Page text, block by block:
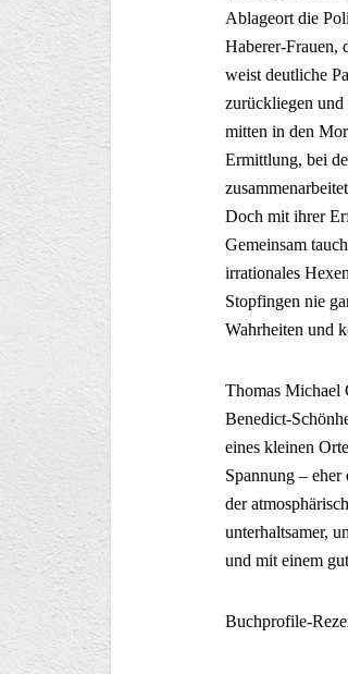
Ablageort die
Haberer-Frauen,
weist deutliche
zurückliegen und
mitten in den
Ermittlung, bei
Doch mit ihrer
Gemeinsam
irrationales
Stopfingen nie
Wahrheiten und
Thomas Michael
Benedict-
eines kleinen
Spannung –
der
unterhaltsamer,
und mit einem
Buchprofile-